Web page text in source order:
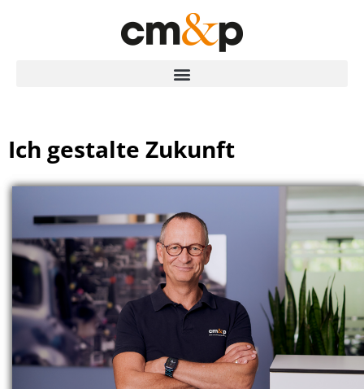
Ich gestalte Zukunft